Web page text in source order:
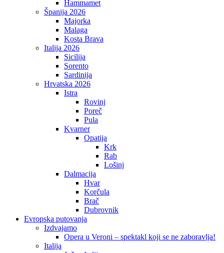
Hammamet
Španija 2026
Majorka
Malaga
Kosta Brava
Italija 2026
Sicilija
Sorento
Sardinija
Hrvatska 2026
Istra
Rovinj
Poreč
Pula
Kvarner
Opatija
Krk
Rab
Lošinj
Dalmacija
Hvar
Korčula
Brač
Dubrovnik
Evropska putovanja
Izdvajamo
Opera u Veroni – spektakl koji se ne zaboravlja!
Italija